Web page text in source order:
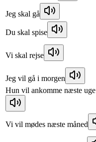
Jeg skal gå
Du skal spise
Vi skal rejse
Jeg vil gå i morgen
Hun vil ankomme næste uge
Vi vil mødes næste måned